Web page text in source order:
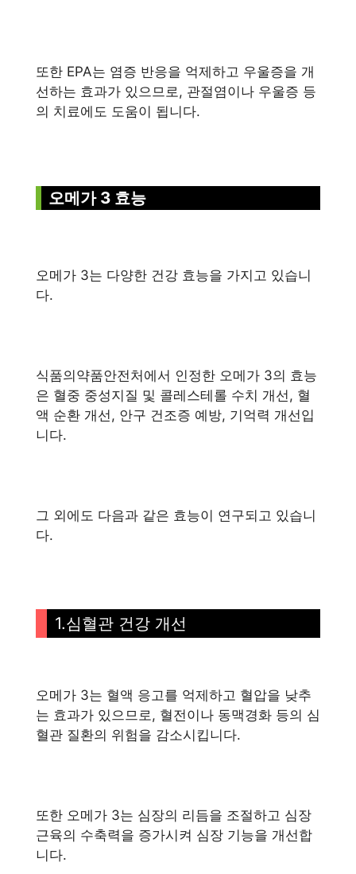
또한 EPA는 염증 반응을 억제하고 우울증을 개
선하는 효과가 있으므로, 관절염이나 우울증 등
의 치료에도 도움이 됩니다.
오메가 3 효능
오메가 3는 다양한 건강 효능을 가지고 있습니
다.
식품의약품안전처에서 인정한 오메가 3의 효능
은 혈중 중성지질 및 콜레스테롤 수치 개선, 혈
액 순환 개선, 안구 건조증 예방, 기억력 개선입
니다.
그 외에도 다음과 같은 효능이 연구되고 있습니
다.
1.심혈관 건강 개선
오메가 3는 혈액 응고를 억제하고 혈압을 낮추
는 효과가 있으므로, 혈전이나 동맥경화 등의 심
혈관 질환의 위험을 감소시킵니다.
또한 오메가 3는 심장의 리듬을 조절하고 심장
근육의 수축력을 증가시켜 심장 기능을 개선합
니다.